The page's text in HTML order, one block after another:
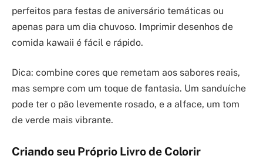
perfeitos para festas de aniversário temáticas ou
apenas para um dia chuvoso. Imprimir desenhos de
comida kawaii é fácil e rápido.
Dica: combine cores que remetam aos sabores reais,
mas sempre com um toque de fantasia. Um sanduíche
pode ter o pão levemente rosado, e a alface, um tom
de verde mais vibrante.
Criando seu Próprio Livro de Colorir